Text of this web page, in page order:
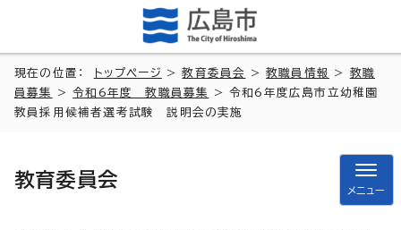
現在の位置： トップページ >教育委員会 >教職員情報 > 教職
員募集
>令和6年度 教職員募集
> 令和6年度広島市立幼稚園
教員採用候補者選考試験 説明会の実施
教育委員会
メニュー